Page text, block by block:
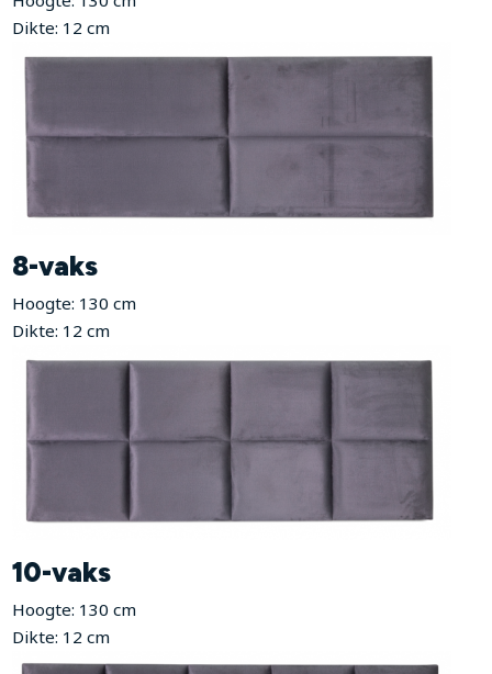
Dikte: 12 cm
8-vaks
Hoogte: 130 cm
Dikte: 12 cm
10-vaks
Hoogte: 130 cm
Dikte: 12 cm